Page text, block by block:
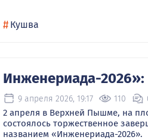
# Кушва
Инженериада-2026»:
9 апреля 2026, 19:17 110
2 апреля в Верхней Пышме, на
состоялось торжественное
названием «Инженериада-2026».